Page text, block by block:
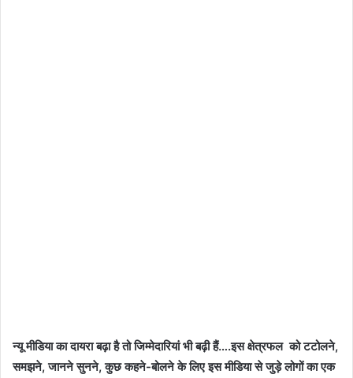
न्यू मीडिया का दायरा बढ़ा है तो जिम्मेदारियां भी बढ़ी हैं….इस क्षेत्रफल को टटोलने,
समझने, जानने सुनने, कुछ कहने-बोलने के लिए इस मीडिया से जुड़े लोगों का एक